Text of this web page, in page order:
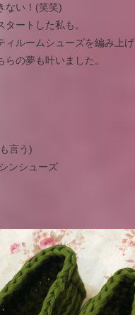
ない！(笑笑)
ートした私も。
ィルームシューズを編み上
の夢も叶いました。
言う)
ンシューズ